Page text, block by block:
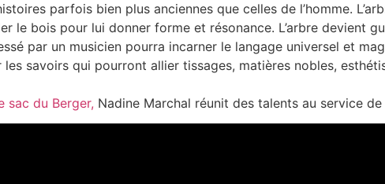
parfois bien plus anciennes que celles de l’homme.
le bois pour lui donner forme et résonance. L’arbre devient
par un musicien pourra incarner le langage universel et
les savoirs qui pourront allier tissages, matières nobles,
sac du Berger, Nadine Marchal réunit des talents au service de